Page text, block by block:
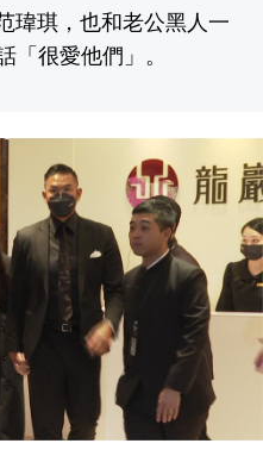
瑋琪，也和老公黑人一
「很愛他們」。